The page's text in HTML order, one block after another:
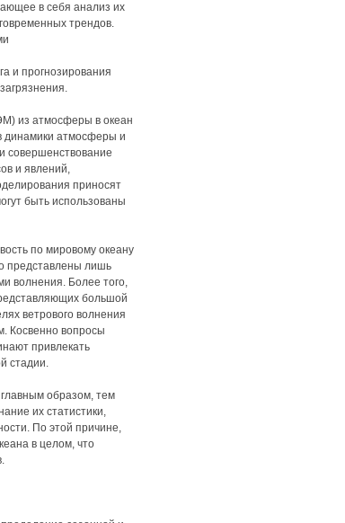
в себя анализ их
трендов.
и прогнозирования
из атмосферы в океан
динамики атмосферы и
совершенствование
и явлений,
приносят
быть использованы
по мировому океану
представлены лишь
волнения. Более того,
большой
ветрового волнения
Косвенно вопросы
привлекать
стадии.
образом, тем
их статистики,
По этой причине,
в целом, что